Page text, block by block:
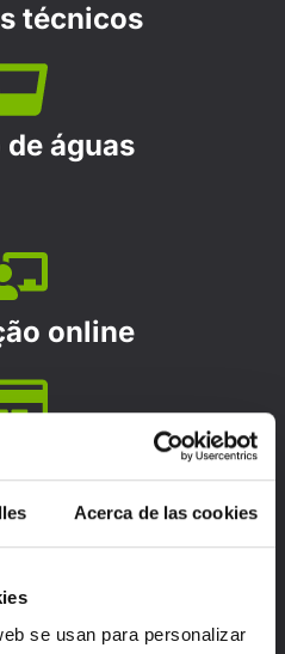
Acerca de las cookies
se usan para personalizar
técnicos
de águas
online